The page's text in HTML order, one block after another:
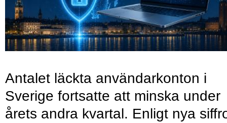
Antalet läckta användarkonton i
Sverige fortsatte att minska under
årets andra kvartal. Enligt nya